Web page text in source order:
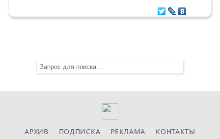
АРХИВ ПОДПИСКА РЕКЛАМА КОНТАКТЫ